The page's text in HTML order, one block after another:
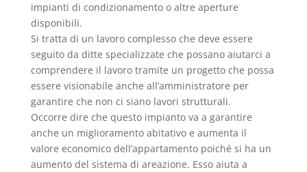
impianti di condizionamento o altre aperture
disponibili.
Si tratta di un lavoro complesso che deve essere
seguito da ditte specializzate che possano aiutarci a
comprendere il lavoro tramite un progetto che possa
essere visionabile anche all’amministratore per
garantire che non ci siano lavori strutturali.
Occorre dire che questo impianto va a garantire
anche un miglioramento abitativo e aumenta il
valore economico dell’appartamento poiché si ha un
aumento del sistema di areazione. Esso aiuta a